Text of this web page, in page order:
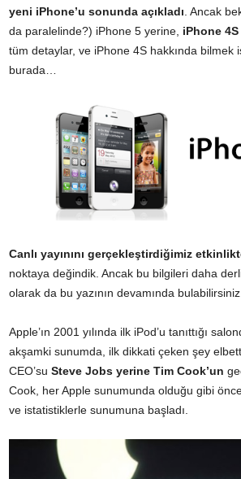
yeni iPhone’u sonunda açıkladı . Ancak
da paralelinde?) iPhone 5 yerine, iPhone 4S
tüm detaylar, ve iPhone 4S hakkında bilmek
burada…
Canlı yayınını gerçekleştirdiğimiz
noktaya değindik. Ancak bu bilgileri daha
olarak da bu yazının devamında
Apple’ın 2001 yılında ilk iPod’u tanıttığı
akşamki sunumda, ilk dikkati çeken şey
CEO’su Steve Jobs yerine Tim Cook’un
Cook, her Apple sunumunda olduğu gibi
ve istatistiklerle sunumuna başladı.